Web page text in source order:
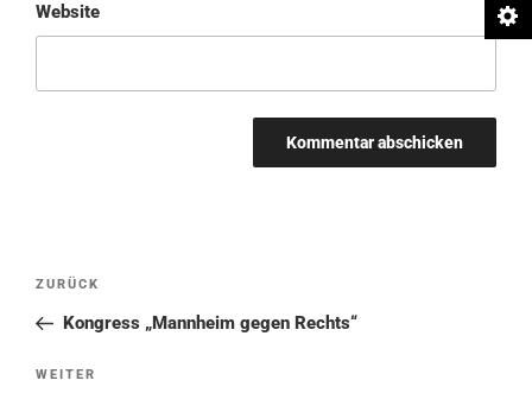
Website
Beitragsnavigation
Vorheriger
Beitrag
ZURÜCK
Kongress „Mannheim gegen Rechts“
Nächster
WEITER